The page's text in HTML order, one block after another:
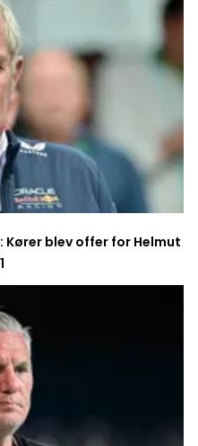
Kører blev offer for Helmut